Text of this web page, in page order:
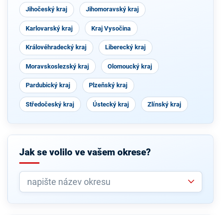
Jihočeský kraj Jihomoravský kraj
Karlovarský kraj Kraj Vysočina
Královéhradecký kraj Liberecký kraj
Moravskoslezský kraj Olomoucký kraj
Pardubický kraj Plzeňský kraj
Středočeský kraj Ústecký kraj Zlínský kraj
Jak se volilo ve vašem okrese?